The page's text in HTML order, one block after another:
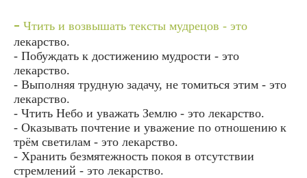
- Чтить и возвышать тексты мудрецов - это
лекарство.
- Побуждать к достижению мудрости - это
лекарство.
- Выполняя трудную задачу, не томиться этим - это
лекарство.
- Чтить Небо и уважать Землю - это лекарство.
- Оказывать почтение и уважение по отношению к
трём светилам - это лекарство.
- Хранить безмятежность покоя в отсутствии
стремлений - это лекарство.